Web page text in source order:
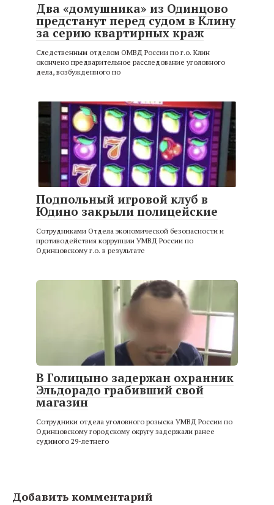
Два «домушника» из Одинцово
предстанут перед судом в Клину
за серию квартирных краж
Следственным отделом ОМВД России по г.о. Клин
окончено предварительное расследование уголовного
дела, возбужденного по
Подпольный игровой клуб в
Юдино закрыли полицейские
Сотрудниками Отдела экономической безопасности и
противодействия коррупции УМВД России по
Одинцовскому г.о. в результате
В Голицыно задержан охранник
Эльдорадо грабивший свой
магазин
Сотрудники отдела уголовного розыска УМВД России по
Одинцовскому городскому округу задержали ранее
судимого 29-летнего
Добавить комментарий